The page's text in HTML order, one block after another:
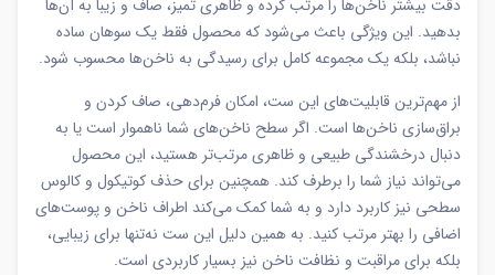
دقت بیشتر ناخن‌ها را مرتب کرده و ظاهری تمیز، صاف و زیبا به آن‌ها
بدهید. این ویژگی باعث می‌شود که محصول فقط یک سوهان ساده
نباشد، بلکه یک مجموعه کامل برای رسیدگی به ناخن‌ها محسوب شود.
از مهم‌ترین قابلیت‌های این ست، امکان فرم‌دهی، صاف کردن و
براق‌سازی ناخن‌ها است. اگر سطح ناخن‌های شما ناهموار است یا به
دنبال درخشندگی طبیعی و ظاهری مرتب‌تر هستید، این محصول
می‌تواند نیاز شما را برطرف کند. همچنین برای حذف کوتیکول و کالوس
سطحی نیز کاربرد دارد و به شما کمک می‌کند اطراف ناخن و پوست‌های
اضافی را بهتر مرتب کنید. به همین دلیل این ست نه‌تنها برای زیبایی،
بلکه برای مراقبت و نظافت ناخن نیز بسیار کاربردی است.